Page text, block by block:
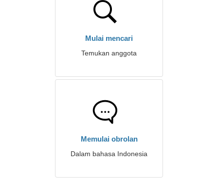
Mulai mencari
Temukan anggota
Memulai obrolan
Dalam bahasa Indonesia